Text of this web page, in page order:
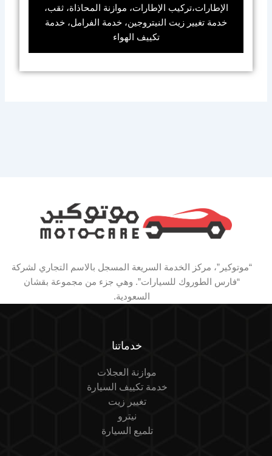
الإطارات،تركيب الإطارات، موازنة المحاذاة، ثقب،
خدمة تغيير زيت النيتروجين، خدمة الفرامل، خدمة
تكييف الهواء
“موتوكير”، مركز الخدمة السريعة المسجل بالاسم التجاري لشركة
“فارس الطوروك للسيارات”. وهي جزء من مجموعة بقشان
السعودية.
خدماتنا
موازنة العجلات
خدمة تكييف السيارة
تغيير زيت
نيترو
تلميع السيارة